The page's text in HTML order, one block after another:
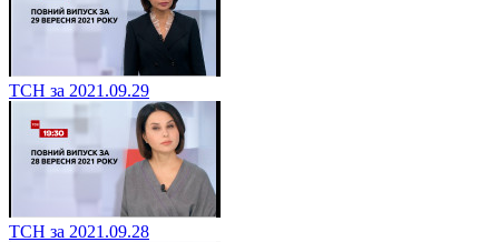
ТСН за 2021.09.29
ТСН за 2021.09.28